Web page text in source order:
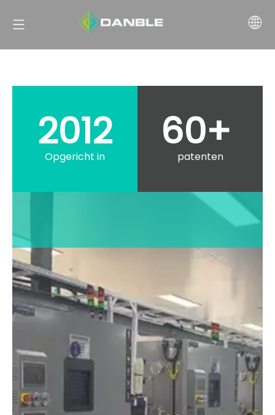
2012
Opgericht in
60+
patenten